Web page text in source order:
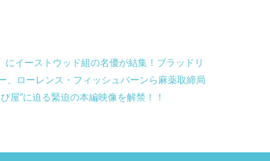
にイーストウッド組の名優が結集！ブラッドリ
、ローレンス・フィッシュバーンら麻薬取締局
屋”に迫る緊迫の本編映像を解禁！！